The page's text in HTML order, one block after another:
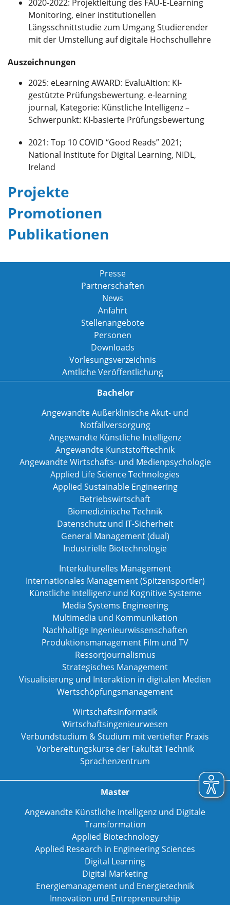
2020-2022: Projektleitung des FAU-E-Learning
Monitoring, einer institutionellen
Längsschnittstudie zum Umgang Studierender
mit der Umstellung auf digitale Hochschullehre
Auszeichnungen
2025: eLearning AWARD: EvaluAItion: KI-
gestützte Prüfungsbewertung. e-learning
journal, Kategorie: Künstliche Intelligenz –
Schwerpunkt: KI-basierte Prüfungsbewertung
2021: Top 10 COVID “Good Reads” 2021;
National Institute for Digital Learning, NIDL,
Ireland
Projekte
Promotionen
Publikationen
Presse
Partnerschaften
News
Anfahrt
Stellenangebote
Personen
Downloads
Vorlesungsverzeichnis
Amtliche Veröffentlichung
Bachelor
Angewandte Außerklinische Akut- und
Notfallversorgung
Angewandte Künstliche Intelligenz
Angewandte Kunststofftechnik
Angewandte Wirtschafts- und Medienpsychologie
Applied Life Science Technologies
Applied Sustainable Engineering
Betriebswirtschaft
Biomedizinische Technik
Datenschutz und IT-Sicherheit
General Management (dual)
Industrielle Biotechnologie
Interkulturelles Management
Internationales Management (Spitzensportler)
Künstliche Intelligenz und Kognitive Systeme
Media Systems Engineering
Multimedia und Kommunikation
Nachhaltige Ingenieurwissenschaften
Produktionsmanagement Film und TV
Ressortjournalismus
Strategisches Management
Visualisierung und Interaktion in digitalen Medien
Wertschöpfungsmanagement
Wirtschaftsinformatik
Wirtschaftsingenieurwesen
Verbundstudium & Studium mit vertiefter Praxis
Vorbereitungskurse der Fakultät Technik
Sprachenzentrum
Master
Angewandte Künstliche Intelligenz und Digitale
Transformation
Applied Biotechnology
Applied Research in Engineering Sciences
Digital Learning
Digital Marketing
Energiemanagement und Energietechnik
Innovation und Entrepreneurship